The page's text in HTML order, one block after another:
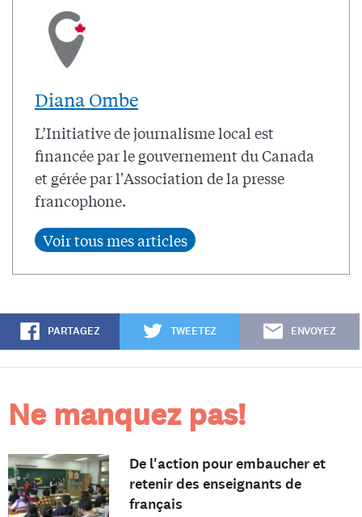
Diana Ombe
L’Initiative de journalisme local est
financée par le gouvernement du Canada
et gérée par l'Association de la presse
francophone.
PARTAGEZ TWEETEZ ENVOYEZ
Ne manquez pas!
De l'action pour embaucher et
retenir des enseignants de
français